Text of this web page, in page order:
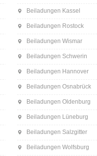
Beiladungen Kassel
Beiladungen Rostock
Beiladungen Wismar
Beiladungen Schwerin
Beiladungen Hannover
Beiladungen Osnabrück
Beiladungen Oldenburg
Beiladungen Lüneburg
Beiladungen Salzgitter
Beiladungen Wolfsburg